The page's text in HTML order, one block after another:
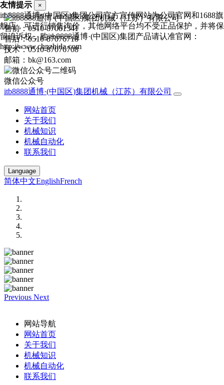
售前：0510-87061341
售后：0510-87076718
技术：0510-87076708
邮箱：bk@163.com
微信公众号
itb8888通博·(中国区)集团机械（江苏）有限公司
网站首页
关于我们
机械知识
机械自动化
联系我们
Language
简体中文EnglishFrench
Previous Next
网站导航
网站首页
关于我们
机械知识
机械自动化
联系我们
友情提示 ×
itb8888通博·(中国区)集团公司官方宣传网站为公司官网和1688旗
舰店，可进行销售询价，其他网络平台均不受正品保护，并将保
留追诉权，购itb8888通博·(中国区)集团产品请认准官网：
http://www.chnzhida.com